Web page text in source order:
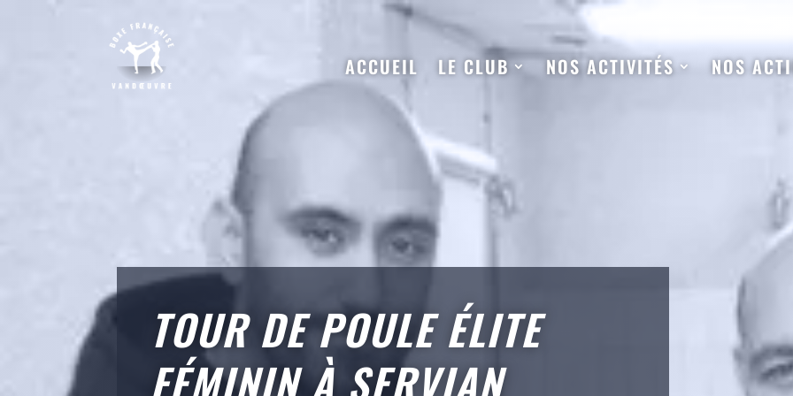
ACCUEIL LE CLUB NOS ACTIVITÉS NOS
TOUR DE POULE ÉLITE
FÉMININ À SERVIAN